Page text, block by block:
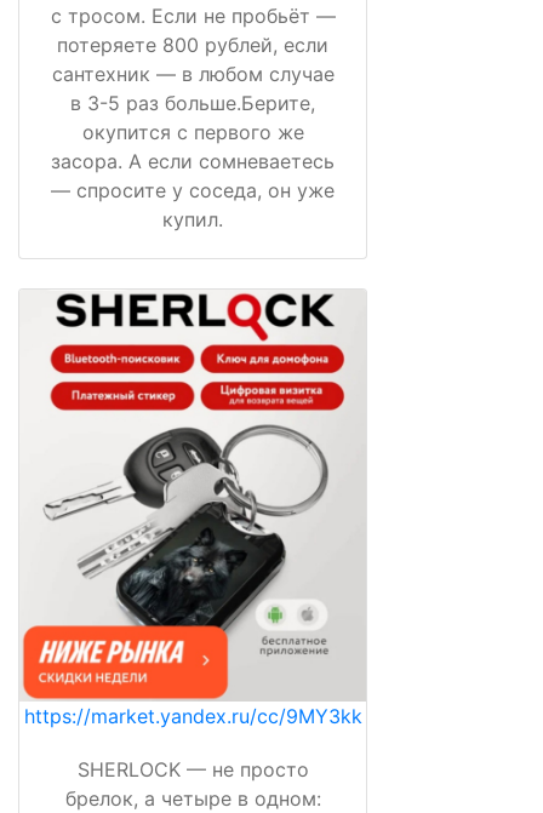
с тросом. Если не пробьёт —
потеряете 800 рублей, если
сантехник — в любом случае
в 3-5 раз больше.Берите,
окупится с первого же
засора. А если сомневаетесь
— спросите у соседа, он уже
купил.
https://market.yandex.ru/cc/9MY3kk
SHERLOCK — не просто
брелок, а четыре в одном: